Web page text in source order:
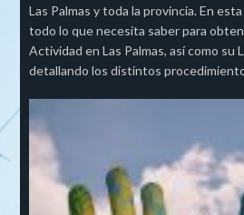
Las Palmas y toda la provincia. En
todo lo que necesita saber para
Actividad en Las Palmas, así como su
detallando los distintos